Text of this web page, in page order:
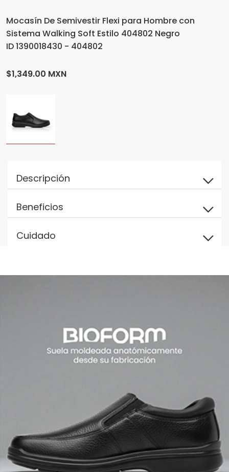
Mocasín De Semivestir Flexi para Hombre con
Sistema Walking Soft Estilo 404802 Negro
ID 1390018430 - 404802
$1,349.00 MXN
Descripción
Beneficios
Cuidado